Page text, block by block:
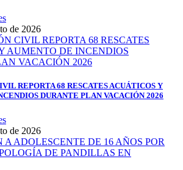
de 2026
REPORTA 68 RESCATES ACUÁTICOS Y
DURANTE PLAN VACACIÓN 2026
de 2026